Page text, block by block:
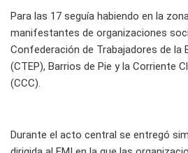
Para las 17 seguía habiendo en la
manifestantes de organizaciones
Confederación de Trabajadores de la
(CTEP), Barrios de Pie y la Corriente
(CCC).
Durante el acto central se entregó